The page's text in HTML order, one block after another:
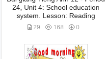
24, Unit 4: School education
system. Lesson: Reading
29 168 0